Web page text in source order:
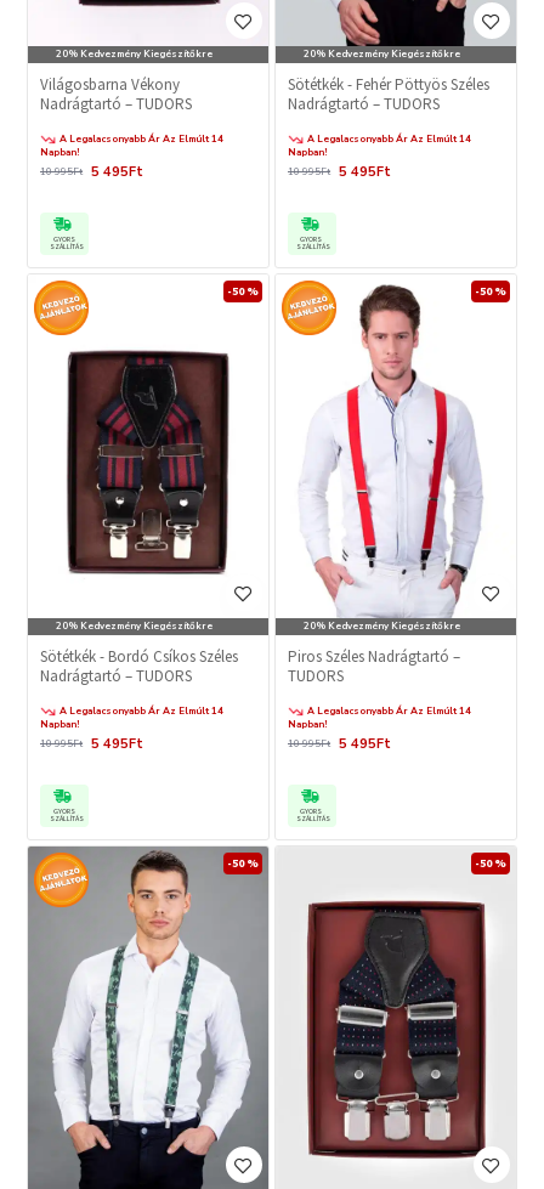
20% Kedvezmény Kiegészítőkre
Világosbarna Vékony
Nadrágtartó – TUDORS
A Legalacsonyabb Ár Az Elmúlt 14
Napban!
5 495Ft
10 995Ft
GYORS
SZÁLLÍTÁS
20% Kedvezmény Kiegészítőkre
Sötétkék - Fehér Pöttyös Széles
Nadrágtartó – TUDORS
A Legalacsonyabb Ár Az Elmúlt 14
Napban!
5 495Ft
10 995Ft
GYORS
SZÁLLÍTÁS
20% Kedvezmény Kiegészítőkre
-50 %
Sötétkék - Bordó Csíkos Széles
Nadrágtartó – TUDORS
A Legalacsonyabb Ár Az Elmúlt 14
Napban!
5 495Ft
10 995Ft
GYORS
SZÁLLÍTÁS
20% Kedvezmény Kiegészítőkre
-50 %
Piros Széles Nadrágtartó –
TUDORS
A Legalacsonyabb Ár Az Elmúlt 14
Napban!
5 495Ft
10 995Ft
GYORS
SZÁLLÍTÁS
-50 % -50 %